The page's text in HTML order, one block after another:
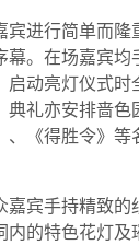
宾进行简单而隆
幕。在场嘉宾均
启动亮灯仪式时
典礼亦安排啬色
、《得胜令》等
嘉宾手持精致的
的特色花灯及